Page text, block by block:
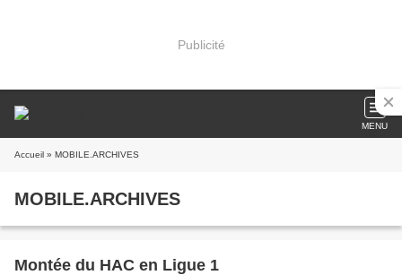
Publicité
MENU
Accueil » MOBILE.ARCHIVES
MOBILE.ARCHIVES
Montée du HAC en Ligue 1